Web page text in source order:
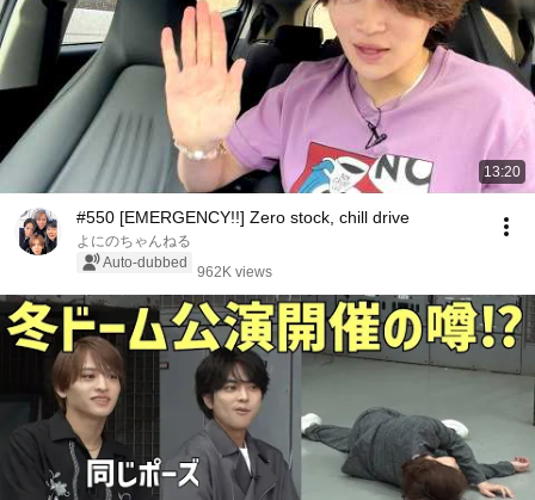
13:20
#550 [EMERGENCY!!] Zero stock, chill drive
よにのちゃんねる
Auto-dubbed
962K views